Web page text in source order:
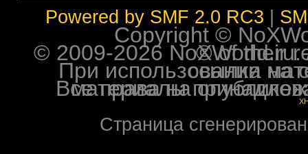
Powered by SMF 2.0 RC3
Copyright ©
© 2009-2026 NoXWorld.ru. All
При использовании
Все права на опубликованные на форуме
Страница